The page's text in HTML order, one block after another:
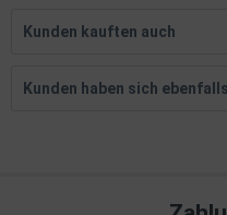
Kunden kauften auch
Kunden haben sich